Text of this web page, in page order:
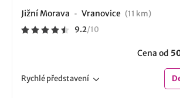
Jižní Morava Vranovice (11 km)
9.2/10
Cena od
Rychlépředstavení